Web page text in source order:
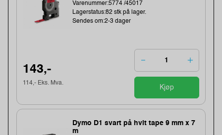
Varenummer:5774 /45017
Lagerstatus:82 stk på lager.
Sendes om:2-3 dager
143,-
114,- Eks. Mva.
Kjøp
Dymo D1 svart på hvit tape 9 mm x 7
m